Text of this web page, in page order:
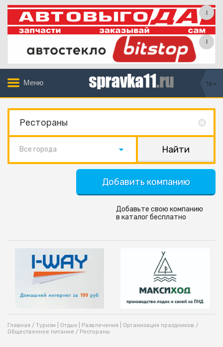
Меню 16+
Все города
Добавить компанию
Добавьте свою компанию
в каталог бесплатно
Главная / Туризм | Отдых | Развлечения | Организация праздников /
Общественное питание / Рестораны